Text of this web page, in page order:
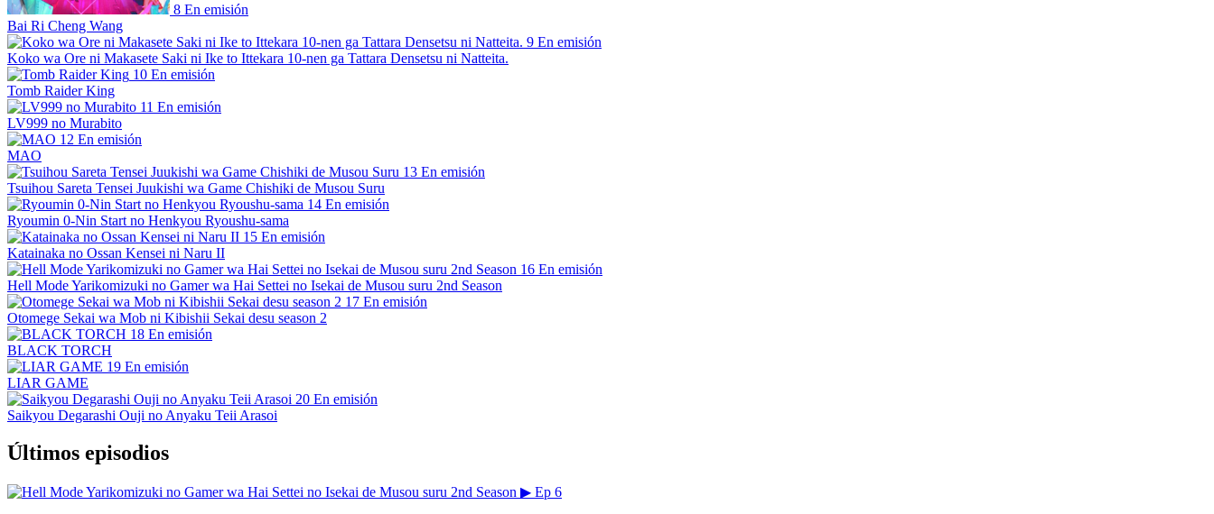
8 En emisión
Bai Ri Cheng Wang
9 En emisión
Koko wa Ore ni Makasete Saki ni Ike to Ittekara 10-nen ga Tattara Densetsu ni Natteita.
10 En emisión
Tomb Raider King
11 En emisión
LV999 no Murabito
12 En emisión
MAO
13 En emisión
Tsuihou Sareta Tensei Juukishi wa Game Chishiki de Musou Suru
14 En emisión
Ryoumin 0-Nin Start no Henkyou Ryoushu-sama
15 En emisión
Katainaka no Ossan Kensei ni Naru II
16 En emisión
Hell Mode Yarikomizuki no Gamer wa Hai Settei no Isekai de Musou suru 2nd Season
17 En emisión
Otomege Sekai wa Mob ni Kibishii Sekai desu season 2
18 En emisión
BLACK TORCH
19 En emisión
LIAR GAME
20 En emisión
Saikyou Degarashi Ouji no Anyaku Teii Arasoi
Últimos episodios
▶ Ep 6